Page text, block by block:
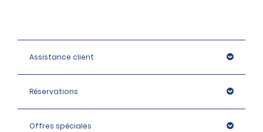
Assistance client
Réservations
Offres spéciales